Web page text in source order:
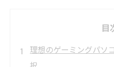
目
理想のゲーミングパソ